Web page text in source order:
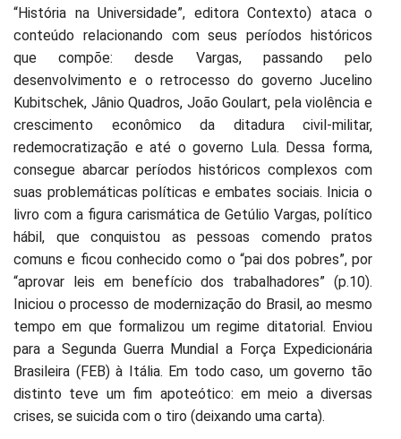
“História na Universidade”, editora Contexto) ataca o
conteúdo relacionando com seus períodos históricos
que compõe: desde Vargas, passando pelo
desenvolvimento e o retrocesso do governo Jucelino
Kubitschek, Jânio Quadros, João Goulart, pela violência e
crescimento econômico da ditadura civil-militar,
redemocratização e até o governo Lula. Dessa forma,
consegue abarcar períodos históricos complexos com
suas problemáticas políticas e embates sociais. Inicia o
livro com a figura carismática de Getúlio Vargas, político
hábil, que conquistou as pessoas comendo pratos
comuns e ficou conhecido como o “pai dos pobres”, por
“aprovar leis em benefício dos trabalhadores” (p.10).
Iniciou o processo de modernização do Brasil, ao mesmo
tempo em que formalizou um regime ditatorial. Enviou
para a Segunda Guerra Mundial a Força Expedicionária
Brasileira (FEB) à Itália. Em todo caso, um governo tão
distinto teve um fim apoteótico: em meio a diversas
crises, se suicida com o tiro (deixando uma carta).